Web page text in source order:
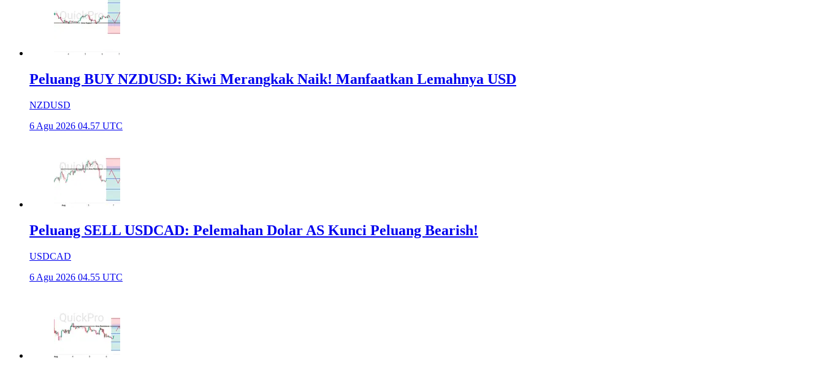
Peluang BUY NZDUSD: Kiwi Merangkak Naik! Manfaatkan Lemahnya USD
NZDUSD
6 Agu 2026 04.57 UTC
Peluang SELL USDCAD: Pelemahan Dolar AS Kunci Peluang Bearish!
USDCAD
6 Agu 2026 04.55 UTC